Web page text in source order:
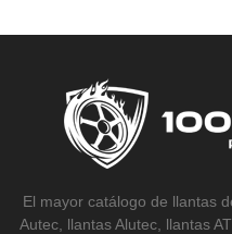
El mayor catálogo de llantas
Autec, llantas Alutec, llantas